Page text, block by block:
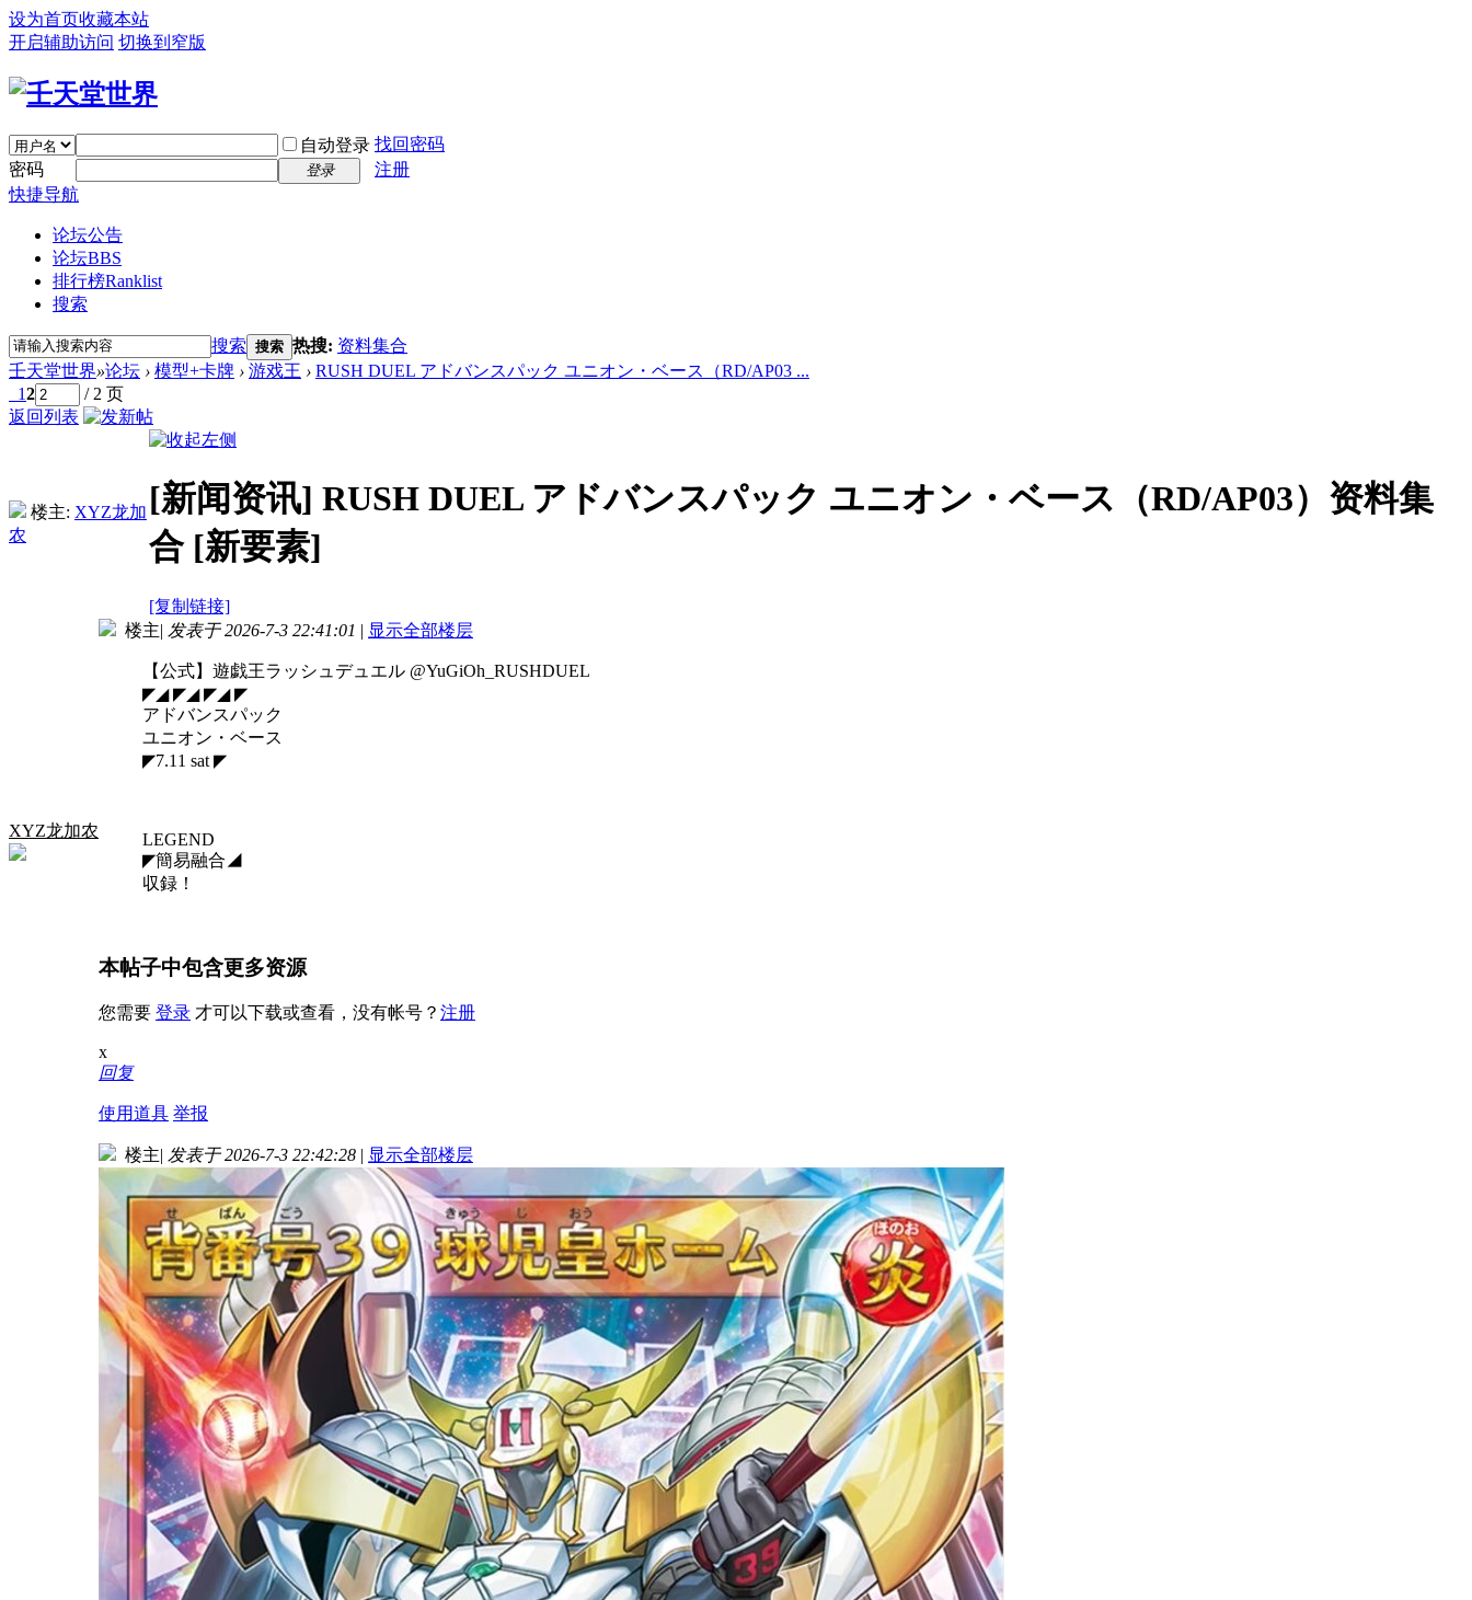
设为首页收藏本站
开启辅助访问 切换到窄版
自动登录 找回密码
密码
登录
注册
快捷导航
论坛公告
论坛BBS
排行榜Ranklist
搜索
搜索 搜索 热搜: 资料集合
壬天堂世界»论坛 › 模型+卡牌 › 游戏王 › RUSH DUEL アドバンスパック ユニオン・ベース（RD/AP03 ...
12
/ 2 页
返回列表
楼主: XYZ龙加
农
[新闻资讯] RUSH DUEL アドバンスパック ユニオン・ベース（RD/AP03）资料集
合 [新要素]
[复制链接]
XYZ龙加农
楼主| 发表于 2026-7-3 22:41:01 | 显示全部楼层
【公式】遊戯王ラッシュデュエル @YuGiOh_RUSHDUEL
◤◢ ◤◢ ◤◢ ◤
アドバンスパック
ユニオン・ベース
◤7.11 sat ◤
LEGEND
◤簡易融合◢
収録！
本帖子中包含更多资源
您需要 登录 才可以下载或查看，没有帐号？ 注册
x
回复
使用道具 举报
楼主| 发表于 2026-7-3 22:42:28 | 显示全部楼层